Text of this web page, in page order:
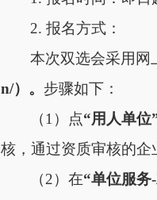
2. 报名方式：
本次双选会采用网
n/）。 步骤如下：
（1）点“用人单位
核，通过资质审核的
（2）在“单位服务